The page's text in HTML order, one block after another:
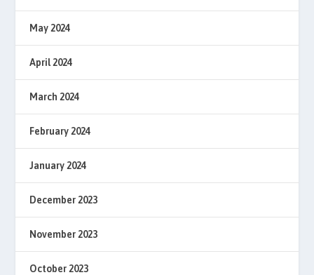
May 2024
April 2024
March 2024
February 2024
January 2024
December 2023
November 2023
October 2023